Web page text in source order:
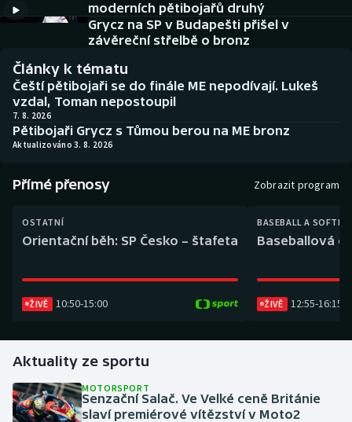
Americký fotbal
Basketbal
Biatlon
Curling
Dostihy
Futsal
Golf
NEPŘEHLÉDNĚTE
Historické návraty
Aplikace ČT sport
moderních pětibojařů druhý
Grycz na SP v Budapešti přišel v
závěreční střelbě o bronz
Články k tématu
Čeští pětibojaři se do finále ME nepodívají. Lukeš
vzdal, Toman nepostoupil
7. 8. 2026
Pětibojaři Grycz s Tůmou berou na ME bronz
Aktualizováno 3. 8. 2026
Přímé přenosy Zobrazit program
OSTATNÍ
Orientační běh: SP Česko – štafeta
ŽIVĚ 10:50-15:00
BASEBALL A
Baseballová
ŽIVĚ 12:55-16:15
Aktuality ze sportu
MOTORSPORT
Senzační Salač. Ve Velké ceně Británie
slaví premiérové vítězství v Moto2